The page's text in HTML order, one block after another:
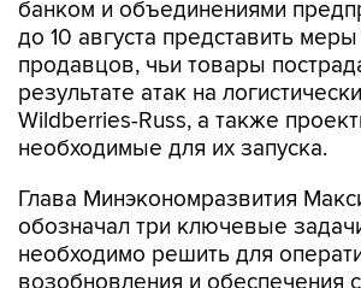
банком и объединениями
до 10 августа представить
продавцов, чьи товары
результате атак на
Wildberries-Russ, а также
необходимые для их запуска.
Глава Минэкономразвития
обозначал три ключевые
необходимо решить для